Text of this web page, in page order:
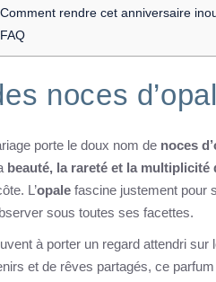
Comment rendre cet anniversaire
FAQ
noces
porte le doux nom de noces
beauté, la rareté et la multiplicité
L’opale fascine justement pour
sous toutes ses facettes.
à porter un regard attendri
et de rêves partagés, ce